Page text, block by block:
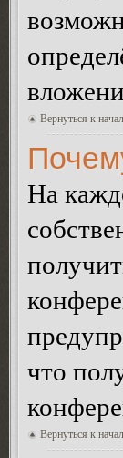
Вернуться к
На
что
Вернуться к